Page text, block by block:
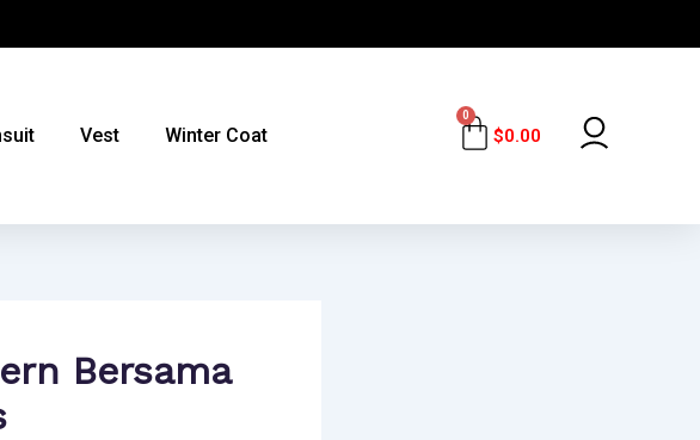
Vest Winter Coat $0.00
0 Cart
Bersama